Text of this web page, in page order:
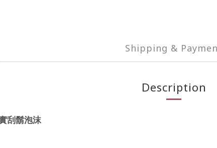
Shipping &
Description
刮鬍泡沫